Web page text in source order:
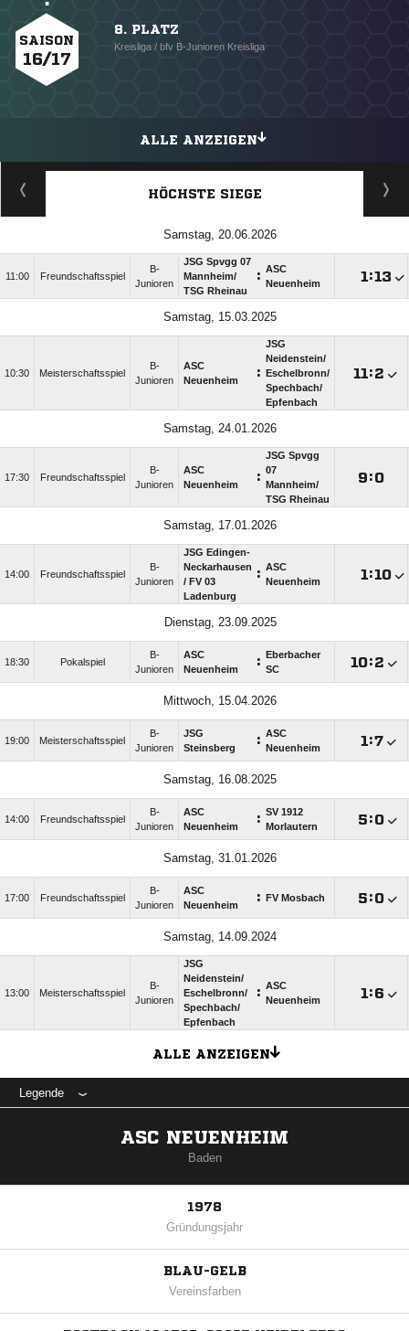
SAISON
16/17
8. PLATZ
Kreisliga / bfv B-Junioren Kreisliga
ALLE ANZEIGEN
HÖCHSTE SIEGE
Samstag, 20.06.2026
11:00 Freundschaftsspiel
B-
Junioren
JSG Spvgg 07
Mannheim/​
TSG Rheinau
: ASC
Neuenheim
:
Samstag, 15.03.2025
10:30 Meisterschaftsspiel
B-
Junioren
ASC
Neuenheim
:
JSG
Neidenstein/​
Eschelbronn/​
Spechbach/​
Epfenbach
:
Samstag, 24.01.2026
17:30 Freundschaftsspiel
B-
Junioren
ASC
Neuenheim
:
JSG Spvgg
07
Mannheim/​
TSG Rheinau
:
Samstag, 17.01.2026
14:00 Freundschaftsspiel
B-
Junioren
JSG Edingen-
Neckarhausen
/​ FV 03
Ladenburg
: ASC
Neuenheim
:
Dienstag, 23.09.2025
18:30 Pokalspiel
B-
Junioren
ASC
Neuenheim
:
Eberbacher
SC
:
Mittwoch, 15.04.2026
19:00 Meisterschaftsspiel
B-
Junioren
JSG
Steinsberg
: ASC
Neuenheim
:
Samstag, 16.08.2025
14:00 Freundschaftsspiel
B-
Junioren
ASC
Neuenheim
: SV 1912
Morlautern
:
Samstag, 31.01.2026
17:00 Freundschaftsspiel
B-
Junioren
ASC
Neuenheim
: FV Mosbach :
Samstag, 14.09.2024
13:00 Meisterschaftsspiel
B-
Junioren
JSG
Neidenstein/​
Eschelbronn/​
Spechbach/​
Epfenbach
: ASC
Neuenheim
:
ALLE ANZEIGEN
Legende
ASC NEUENHEIM
Baden
1978
Gründungsjahr
BLAU-GELB
Vereinsfarben